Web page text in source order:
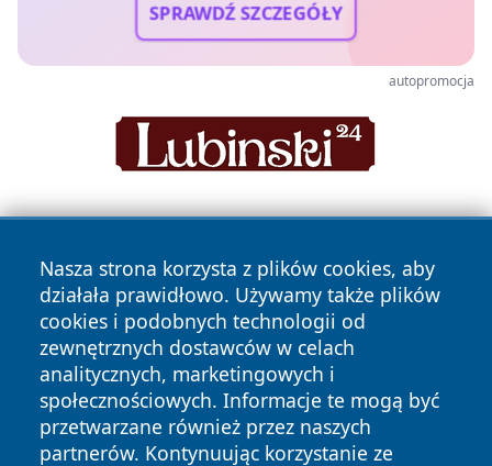
SPRAWDŹ SZCZEGÓŁY
autopromocja
Nasza strona korzysta z plików cookies, aby
działała prawidłowo. Używamy także plików
cookies i podobnych technologii od
zewnętrznych dostawców w celach
analitycznych, marketingowych i
społecznościowych. Informacje te mogą być
przetwarzane również przez naszych
partnerów. Kontynuując korzystanie ze
Copyright © 2026 swidnicanews.pl Wszystkie prawa
zastrzeżone.
Polityka Polityka